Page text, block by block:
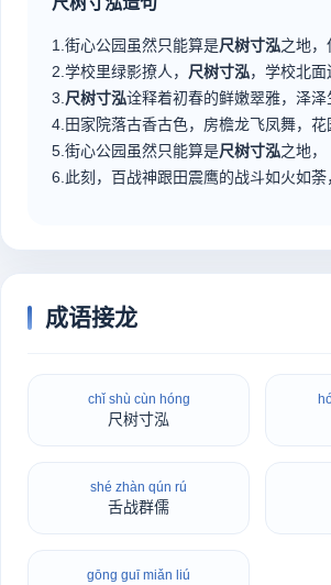
1.街心公园虽然只能算是尺树寸泓之地
2.学校里绿影撩人， 尺树寸泓，学校北
3. 尺树寸泓诠释着初春的鲜嫩翠雅，泽泽
4.田家院落古香古色，房檐龙飞凤舞，花
5.街心公园虽然只能算是尺树寸泓之地，
6.此刻，百战神跟田震鹰的战斗如火如荼
成语接龙
chǐ shù cùn hóng
尺树寸泓
shé zhàn qún rú
舌战群儒
gōng guī miǎn liú